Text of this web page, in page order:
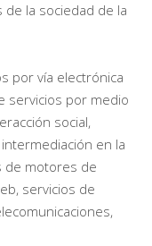
de la sociedad de la
por vía electrónica
servicios por medio
social,
en la
de motores de
servicios de